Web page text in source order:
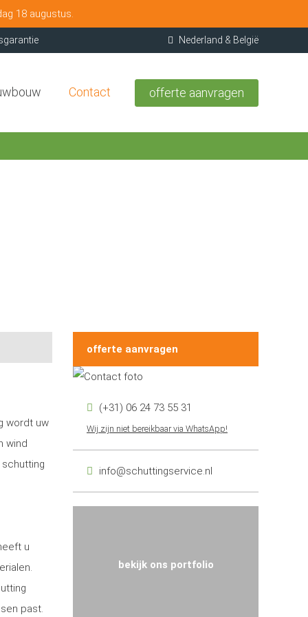
18 augustus.
Nederland & België
Contact offerte aanvragen
wordt uw
wind
u
past.
offerte aanvragen
(+31) 06 24 73 55 31
Wij zijn niet bereikbaar via WhatsApp!
info@schuttingservice.nl
bekijk ons portfolio